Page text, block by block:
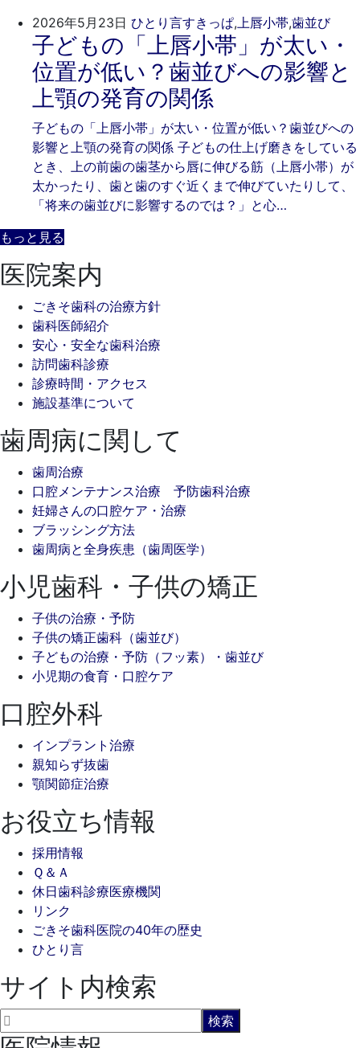
2026年5月23日 ひとり言すきっぱ,上唇小帯,歯並び
年
5
月
ご
き
そ
歯
子どもの「上唇小帯」が太い・
位置が低い？歯並びへの影響と
上顎の発育の関係
子どもの「上唇小帯」が太い・位置が低い？歯並びへの
影響と上顎の発育の関係 子どもの仕上げ磨きをしている
とき、上の前歯の歯茎から唇に伸びる筋（上唇小帯）が
太かったり、歯と歯のすぐ近くまで伸びていたりして、
「将来の歯並びに影響するのでは？」と心…
もっと見る
医院案内
ごきそ歯科の治療方針
歯科医師紹介
安心・安全な歯科治療
訪問歯科診療
診療時間・アクセス
施設基準について
歯周病に関して
歯周治療
口腔メンテナンス治療 予防歯科治療
妊婦さんの口腔ケア・治療
ブラッシング方法
歯周病と全身疾患（歯周医学）
小児歯科・子供の矯正
子供の治療・予防
子供の矯正歯科（歯並び）
子どもの治療・予防（フッ素）・歯並び
小児期の食育・口腔ケア
口腔外科
インプラント治療
親知らず抜歯
顎関節症治療
お役立ち情報
採用情報
Ｑ＆Ａ
休日歯科診療医療機関
リンク
ごきそ歯科医院の40年の歴史
ひとり言
サイト内検索